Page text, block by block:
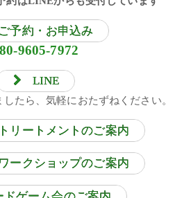
ご予約・お申込み
9605-7972
LINE
たら、気軽におたずねください。
リートメントのご案内
ークショップのご案内